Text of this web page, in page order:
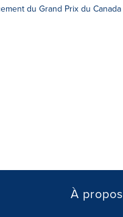
du Grand Prix du Canada
À propos